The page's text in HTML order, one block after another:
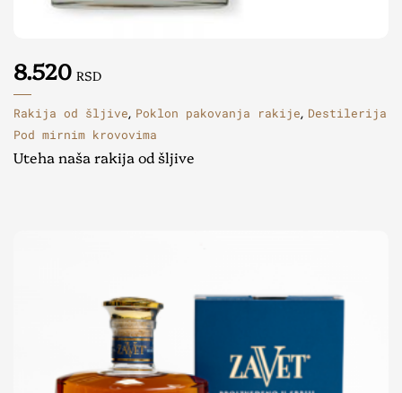
8.520 RSD
Rakija od šljive, Poklon pakovanja rakije, Destilerija
Pod mirnim krovovima
Uteha naša rakija od šljive